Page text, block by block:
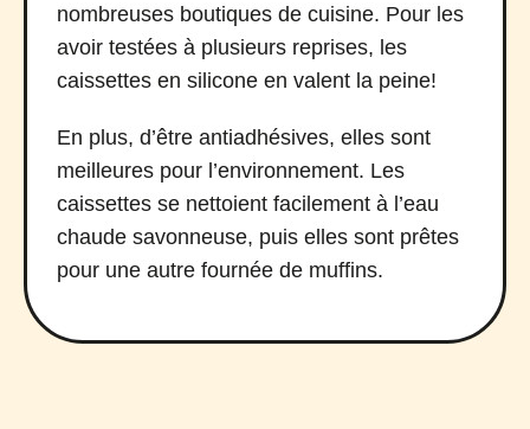
nombreuses boutiques de cuisine. Pour les
avoir testées à plusieurs reprises, les
caissettes en silicone en valent la peine!
En plus, d’être antiadhésives, elles sont
meilleures pour l’environnement. Les
caissettes se nettoient facilement à l’eau
chaude savonneuse, puis elles sont prêtes
pour une autre fournée de muffins.